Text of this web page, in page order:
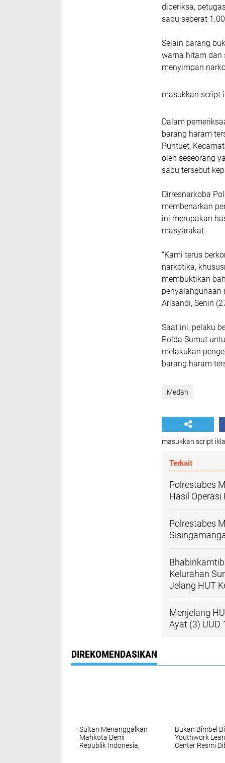
diperiksa,
sabu seberat
Selain barang
warna hitam dan
menyimpan
masukkan script
Dalam
barang haram
Puntuet,
oleh seseorang
sabu tersebut
Dirresnarkoba
membenarkan
ini merupakan
masyarakat.
“Kami terus
narkotika,
membuktikan
penyalahgunaan
Arisandi, Senin
Saat ini, pelaku
Polda Sumut
melakukan
barang haram
Medan
masukkan script
Terkait
Polrestabes
Hasil Operasi
Polrestabes
Kelurahan
Jelang HUT
Menjelang
Ayat (3) UUD
DIREKOMENDASIKAN
Sultan Menanggalkan
Mahkota Demi
Republik Indonesia,
Bukan Bimbel
Youthwork
Center Resmi